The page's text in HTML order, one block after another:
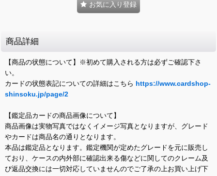
お気に入り登録
商品詳細
【商品の状態について】※初めて購入される方は必ずご確認下さ
い。
カードの状態表記についての詳細はこちら https://www.cardshop-
shinsoku.jp/page/2
【鑑定品カードの商品画像について】
商品画像は実物写真ではなくイメージ写真となりますが、グレード
やカードは商品名の通りとなります。
本品は鑑定品となります。鑑定機関が定めたグレードを元に販売し
ており、ケースの内外部に確認出来る傷などに関してのクレーム及
び返品交換には一切対応していませんのでご了承の上お買い上げ下